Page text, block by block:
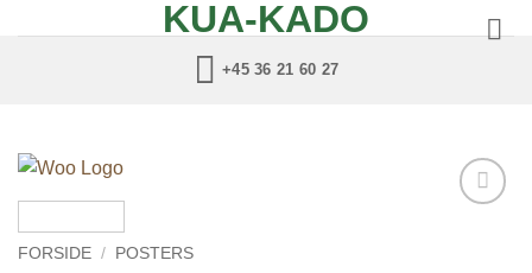
KUA-KADO
+45 36 21 60 27
FORSIDE / POSTERS